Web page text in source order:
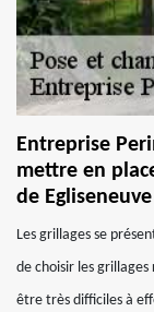
Entreprise
mettre en
de
Les grillages se
de choisir les
être très difficiles à